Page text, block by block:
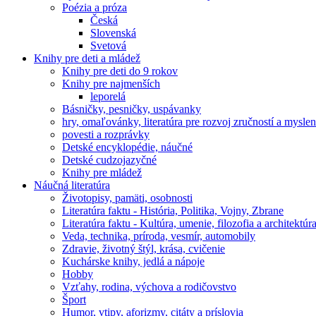
Poézia a próza
Česká
Slovenská
Svetová
Knihy pre deti a mládež
Knihy pre deti do 9 rokov
Knihy pre najmenších
leporelá
Básničky, pesničky, uspávanky
hry, omaľovánky, literatúra pre rozvoj zručností a
povesti a rozprávky
Detské encyklopédie, náučné
Detské cudzojazyčné
Knihy pre mládež
Náučná literatúra
Životopisy, pamäti, osobnosti
Literatúra faktu - História, Politika, Vojny, Zbrane
Literatúra faktu - Kultúra, umenie, filozofia a architektúra
Veda, technika, príroda, vesmír, automobily
Zdravie, životný štýl, krása, cvičenie
Kuchárske knihy, jedlá a nápoje
Hobby
Vzťahy, rodina, výchova a rodičovstvo
Šport
Humor, vtipy, aforizmy, citáty a príslovia